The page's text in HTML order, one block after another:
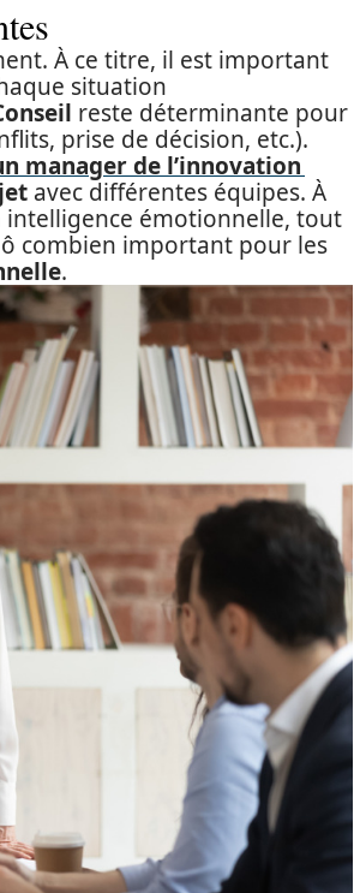
À ce titre, il est important
situation
reste déterminante pour
prise de décision, etc.).
manager de l’innovation
avec différentes équipes. À
intelligence émotionnelle, tout
combien important pour les
.